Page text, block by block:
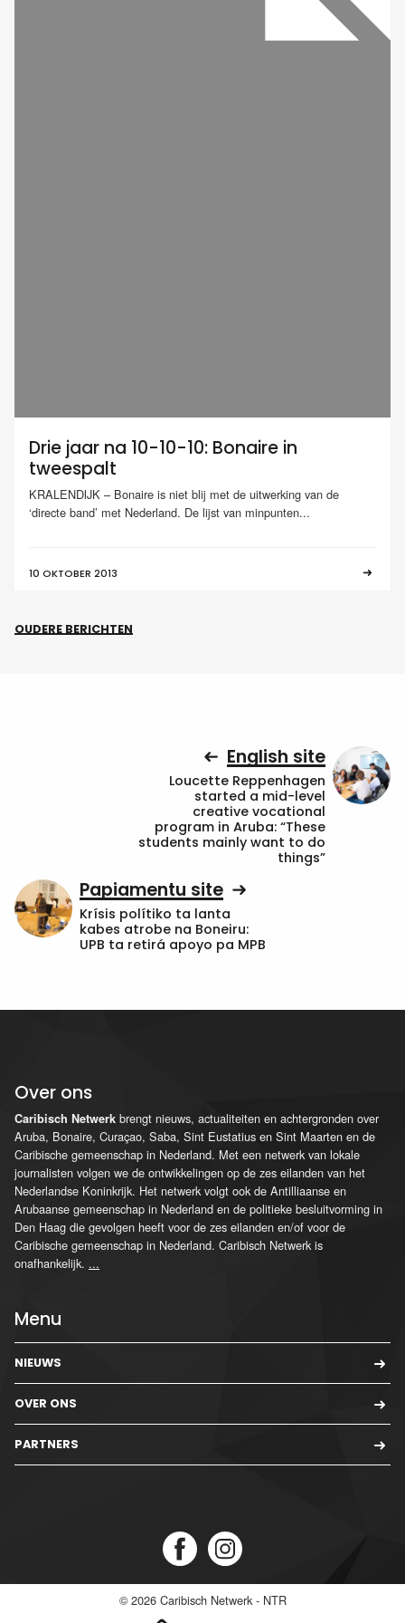
Drie jaar na 10-10-10: Bonaire in
tweespalt
KRALENDIJK – Bonaire is niet blij met de uitwerking van de
‘directe band’ met Nederland. De lijst van minpunten...
10 OKTOBER 2013
OUDERE BERICHTEN
English site
Loucette Reppenhagen
started a mid-level
creative vocational
program in Aruba: “These
students mainly want to do
things”
Papiamentu site
Krísis polítiko ta lanta
kabes atrobe na Boneiru:
UPB ta retirá apoyo pa MPB
Over ons
Caribisch Netwerk brengt nieuws, actualiteiten en achtergronden over
Aruba, Bonaire, Curaçao, Saba, Sint Eustatius en Sint Maarten en de
Caribische gemeenschap in Nederland. Met een netwerk van lokale
journalisten volgen we de ontwikkelingen op de zes eilanden van het
Nederlandse Koninkrijk. Het netwerk volgt ook de Antilliaanse en
Arubaanse gemeenschap in Nederland en de politieke besluitvorming in
Den Haag die gevolgen heeft voor de zes eilanden en/of voor de
Caribische gemeenschap in Nederland. Caribisch Netwerk is
onafhankelijk. ...
Menu
NIEUWS
OVER ONS
PARTNERS
© 2026 Caribisch Netwerk - NTR